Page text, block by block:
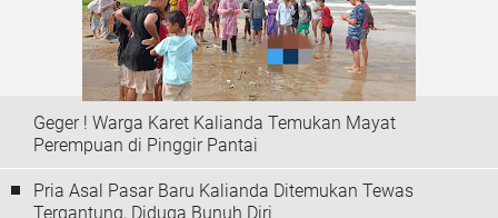
Geger ! Warga Karet Kalianda Temukan Mayat
Perempuan di Pinggir Pantai
Pria Asal Pasar Baru Kalianda Ditemukan Tewas
Tergantung, Diduga Bunuh Diri